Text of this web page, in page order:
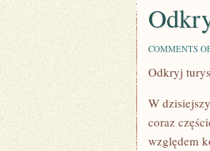
COMMENTS
Odkryj
W
coraz
względem